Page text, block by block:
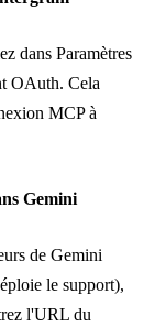
dans Paramètres
OAuth. Cela
MCP à
Gemini
de Gemini
le support),
l'URL du